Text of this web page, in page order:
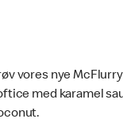
vores nye
med karamel